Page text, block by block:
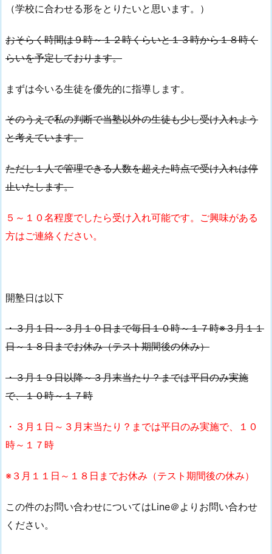
（学校に合わせる形をとりたいと思います。）
おそらく時間は９時～１２時くらいと１３時から１８時く
らいを予定しております。
まずは今いる生徒を優先的に指導します。
そのうえで私の判断で当塾以外の生徒も少し受け入れよう
と考えています。
ただし１人で管理できる人数を超えた時点で受け入れは停
止いたします。
５～１０名程度でしたら受け入れ可能です。ご興味がある
方はご連絡ください。
開塾日は以下
・３月１日～３月１０日まで毎日１０時～１７時※３月１１
日～１８日までお休み（テスト期間後の休み）
・３月１９日以降～３月末当たり？までは平日のみ実施
で、１０時～１７時
・３月１日～３月末当たり？までは平日のみ実施で、１０
時～１７時
※３月１１日～１８日までお休み（テスト期間後の休み）
この件のお問い合わせについてはLine＠よりお問い合わせ
ください。